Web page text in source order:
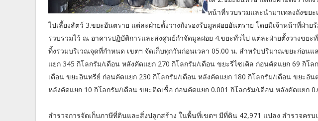
หน้าที่รวบรวมและนำมาเทลงถังขย
ไปเลี้ยงสัตว์ 3.ขยะอันตราย แต่ละฝ่ายตั้งวางถังรองรับมูลฝอยอันตราย โดยมีเจ้าหน้าที่ฝ่าย
รวบรวมไว้ ณ อาคารปฏิบัติการและส่งศูนย์กำจัดมูลฝอย 4.ขยะทั่วไป แต่ละฝ่ายตั้งวางขยะ
ทิ้งรวมบริเวณจุดที่กำหนด เขตฯ จัดเก็บทุกวันก่อนเวลา 05.00 น. สำหรับปริมาณขยะก่อน
แยก 345 กิโลกรัม/เดือน หลังคัดแยก 270 กิโลกรัม/เดือน ขยะรีไซเคิล ก่อนคัดแยก 69 กิโ
เดือน ขยะอินทรีย์ ก่อนคัดแยก 230 กิโลกรัม/เดือน หลังคัดแยก 180 กิโลกรัม/เดือน ขยะอั
หลังคัดแยก 10 กิโลกรัม/เดือน ขยะติดเชื้อ ก่อนคัดแยก 0.001 กิโลกรัม/เดือน หลังคัดแยก
สำรวจการจัดเก็บภาษีที่ดินและสิ่งปลูกสร้าง ในพื้นที่เขตฯ มีที่ดิน 42,971 แปลง สำรวจครบ